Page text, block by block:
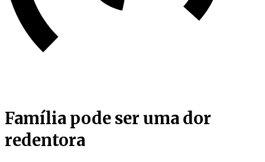
Família pode ser uma dor
redentora